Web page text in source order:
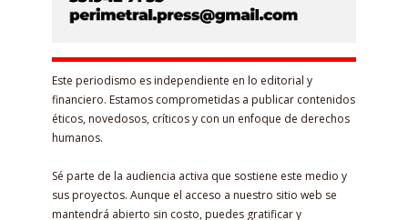
Este periodismo es independiente en lo editorial y
financiero. Estamos comprometidas a publicar contenidos
éticos, novedosos, críticos y con un enfoque de derechos
humanos.
Sé parte de la audiencia activa que sostiene este medio y
sus proyectos. Aunque el acceso a nuestro sitio web se
mantendrá abierto sin costo, puedes gratificar y